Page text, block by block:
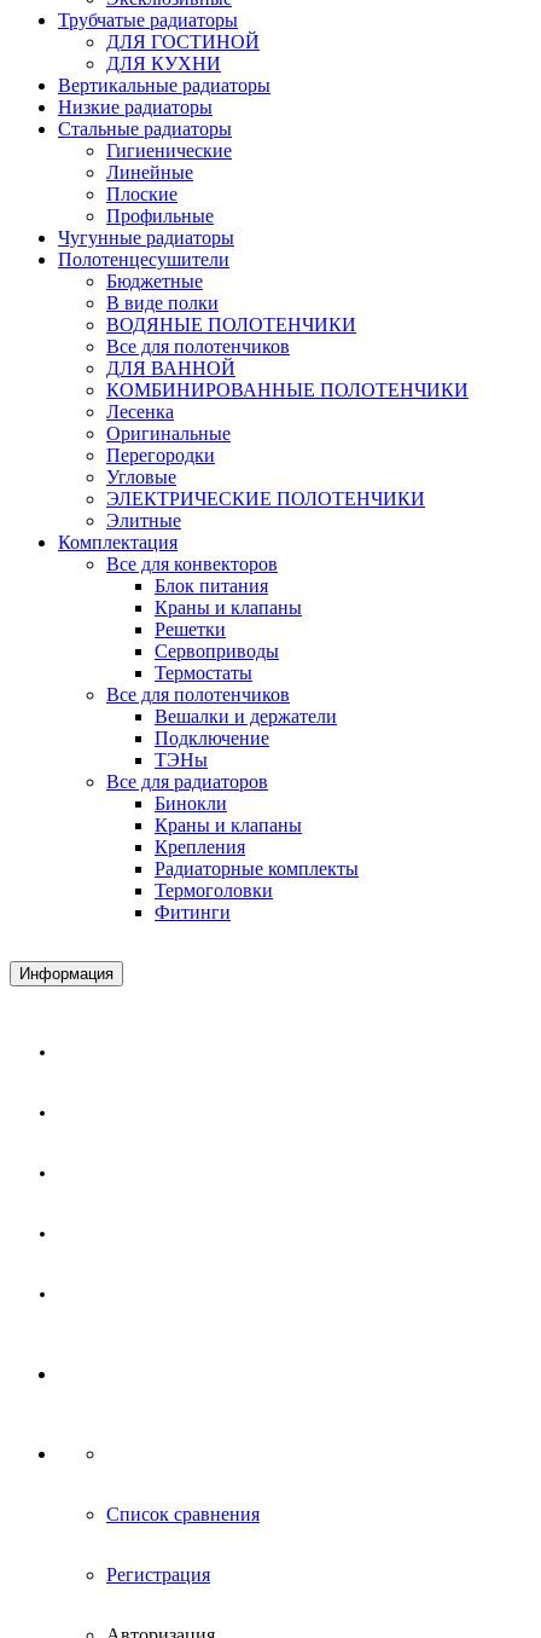
Трубчатые радиаторы
ДЛЯ ГОСТИНОЙ
ДЛЯ КУХНИ
Вертикальные радиаторы
Низкие радиаторы
Стальные радиаторы
Гигиенические
Линейные
Плоские
Профильные
Чугунные радиаторы
Полотенцесушители
Бюджетные
В виде полки
ВОДЯНЫЕ ПОЛОТЕНЧИКИ
Все для полотенчиков
ДЛЯ ВАННОЙ
КОМБИНИРОВАННЫЕ ПОЛОТЕНЧИКИ
Лесенка
Оригинальные
Перегородки
Угловые
ЭЛЕКТРИЧЕСКИЕ ПОЛОТЕНЧИКИ
Элитные
Комплектация
Все для конвекторов
Блок питания
Краны и клапаны
Решетки
Сервоприводы
Термостаты
Все для полотенчиков
Вешалки и держатели
Подключение
ТЭНы
Все для радиаторов
Бинокли
Краны и клапаны
Крепления
Радиаторные комплекты
Термоголовки
Фитинги
Информация
Список сравнения
Регистрация